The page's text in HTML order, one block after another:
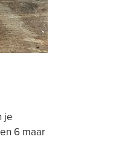
je
6 maar